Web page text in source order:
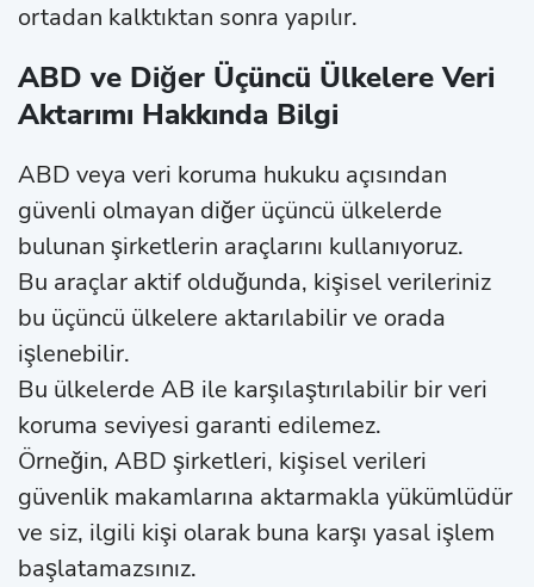
ortadan kalktıktan sonra yapılır.
ABD ve Diğer Üçüncü Ülkelere Veri
Aktarımı Hakkında Bilgi
ABD veya veri koruma hukuku açısından
güvenli olmayan diğer üçüncü ülkelerde
bulunan şirketlerin araçlarını kullanıyoruz.
Bu araçlar aktif olduğunda, kişisel verileriniz
bu üçüncü ülkelere aktarılabilir ve orada
işlenebilir.
Bu ülkelerde AB ile karşılaştırılabilir bir veri
koruma seviyesi garanti edilemez.
Örneğin, ABD şirketleri, kişisel verileri
güvenlik makamlarına aktarmakla yükümlüdür
ve siz, ilgili kişi olarak buna karşı yasal işlem
başlatamazsınız.